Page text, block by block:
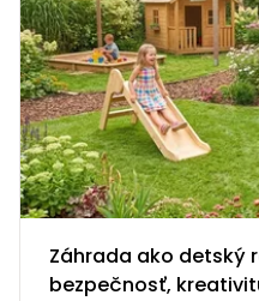
Záhrada ako detský
bezpečnosť,